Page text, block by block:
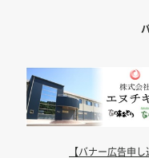
【バナー広告申